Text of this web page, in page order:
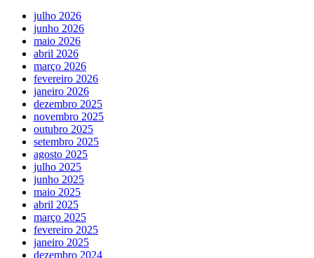
julho 2026
junho 2026
maio 2026
abril 2026
março 2026
fevereiro 2026
janeiro 2026
dezembro 2025
novembro 2025
outubro 2025
setembro 2025
agosto 2025
julho 2025
junho 2025
maio 2025
abril 2025
março 2025
fevereiro 2025
janeiro 2025
dezembro 2024